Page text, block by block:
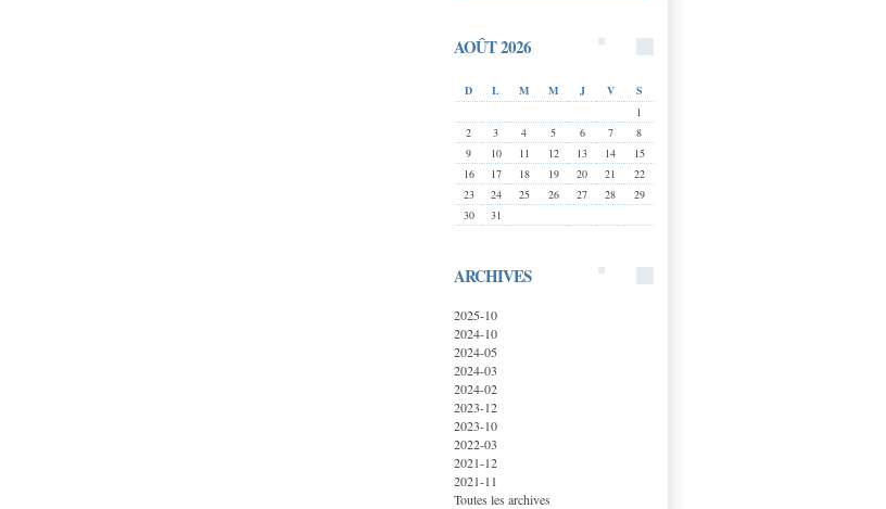
AOÛT 2026
D L M M J V
S
1
2
3 4 5 6 7
8
9
10 11 12 13 14
15
16
17 18 19 20 21
22
23
24 25 26 27 28
29
30
31
ARCHIVES
2025-10
2024-10
2024-05
2024-03
2024-02
2023-12
2023-10
2022-03
2021-12
2021-11
Toutes les archives